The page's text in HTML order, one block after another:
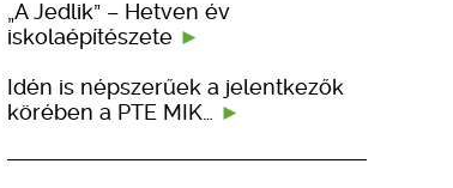
„A Jedlik” – Hetven év
iskolaépítészete
Idén is népszerűek a jelentkezők
körében a PTE MIK…